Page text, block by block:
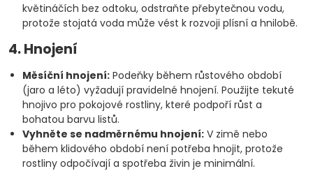
květináčích bez odtoku, odstraňte přebytečnou vodu,
protože stojatá voda může vést k rozvoji plísní a hnilobě.
4. Hnojení
Měsíční hnojení: Podeňky během růstového období
(jaro a léto) vyžadují pravidelné hnojení. Použijte tekuté
hnojivo pro pokojové rostliny, které podpoří růst a
bohatou barvu listů.
Vyhněte se nadměrnému hnojení: V zimě nebo
během klidového období není potřeba hnojit, protože
rostliny odpočívají a spotřeba živin je minimální.